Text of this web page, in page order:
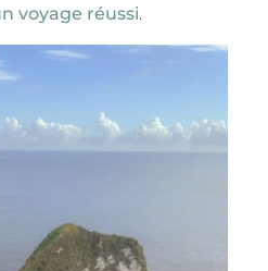
voyage réussi.